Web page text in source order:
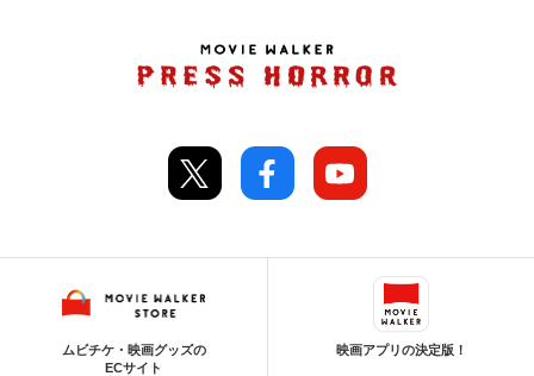
ムビチケ・映画グッズの
ECサイト
映画アプリの決定版！